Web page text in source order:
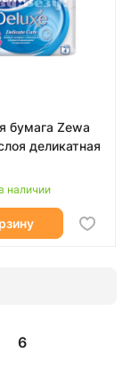
бумага Zewa
деликатная
наличии
6